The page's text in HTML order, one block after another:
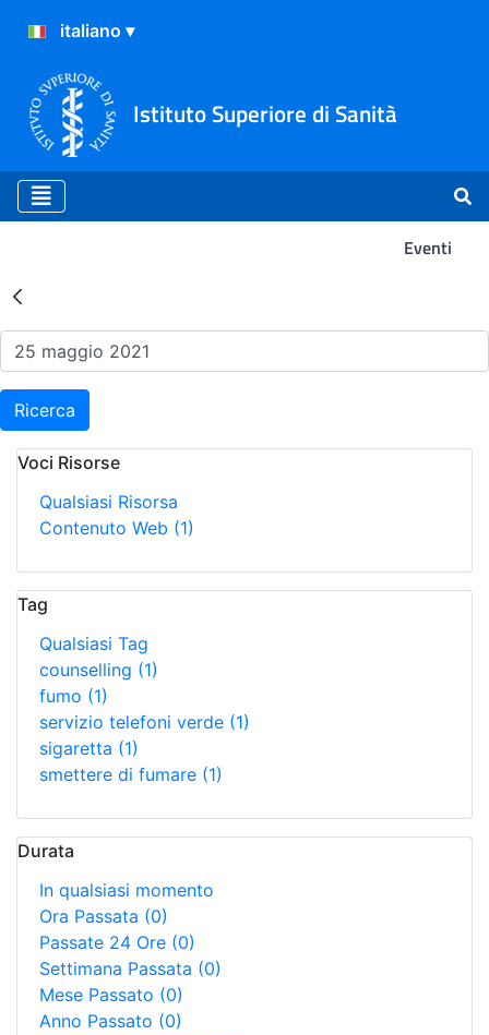
Istituto Superiore di Sanità
Eventi
Risultati della Ricerca -
Ricerca
Voci Risorse
Qualsiasi Risorsa
Contenuto Web (1)
Tag
Qualsiasi Tag
counselling (1)
fumo (1)
servizio telefoni verde (1)
sigaretta (1)
smettere di fumare (1)
Durata
In qualsiasi momento
Ora Passata (0)
Passate 24 Ore (0)
Settimana Passata (0)
Mese Passato (0)
Anno Passato (0)